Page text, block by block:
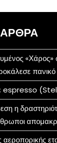
πανικό
espresso
η